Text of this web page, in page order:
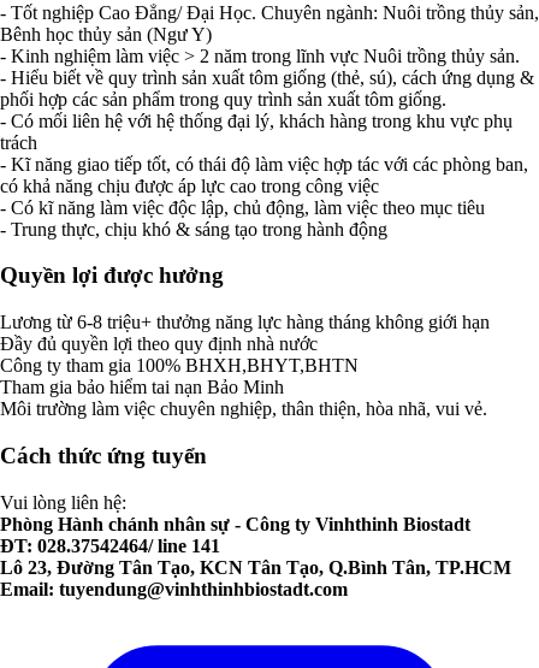
- Tốt nghiệp Cao Đẳng/ Đại Học. Chuyên ngành: Nuôi trồng thủy sản,
Bênh học thủy sản (Ngư Y)
- Kinh nghiệm làm việc > 2 năm trong lĩnh vực Nuôi trồng thủy sản.
- Hiểu biết về quy trình sản xuất tôm giống (thẻ, sú), cách ứng dụng &
phối hợp các sản phẩm trong quy trình sản xuất tôm giống.
- Có mối liên hệ với hệ thống đại lý, khách hàng trong khu vực phụ
trách
- Kĩ năng giao tiếp tốt, có thái độ làm việc hợp tác với các phòng ban,
có khả năng chịu được áp lực cao trong công việc
- Có kĩ năng làm việc độc lập, chủ động, làm việc theo mục tiêu
- Trung thực, chịu khó & sáng tạo trong hành động
Quyền lợi được hưởng
Lương từ 6-8 triệu+ thưởng năng lực hàng tháng không giới hạn
Đầy đủ quyền lợi theo quy định nhà nước
Công ty tham gia 100% BHXH,BHYT,BHTN
Tham gia bảo hiểm tai nạn Bảo Minh
Môi trường làm việc chuyên nghiệp, thân thiện, hòa nhã, vui vẻ.
Cách thức ứng tuyển
Vui lòng liên hệ:
Phòng Hành chánh nhân sự - Công ty Vinhthinh Biostadt
ĐT: 028.37542464/ line 141
Lô 23, Đường Tân Tạo, KCN Tân Tạo, Q.Bình Tân, TP.HCM
Email: tuyendung@vinhthinhbiostadt.com